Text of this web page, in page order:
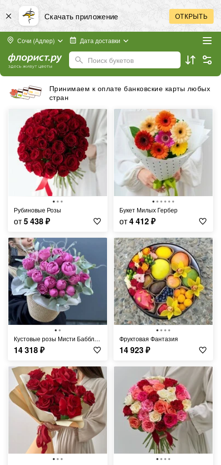
Скачать приложение ОТКРЫТЬ
Сочи (Адлер) Дата доставки
Поиск букетов
Принимаем к оплате банковские карты любых
стран
Рубиновые Розы
от5 438₽
Букет Милых Гербер
от4 412₽
Кустовые розы Мисти Бабблс в джутовом кашпо
14 318₽
Фруктовая Фантазия
14 923₽